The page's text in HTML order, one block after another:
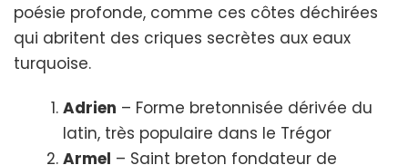
poésie profonde, comme ces côtes déchirées
qui abritent des criques secrètes aux eaux
turquoise.
Adrien – Forme bretonnisée dérivée du
latin, très populaire dans le Trégor
Armel – Saint breton fondateur de